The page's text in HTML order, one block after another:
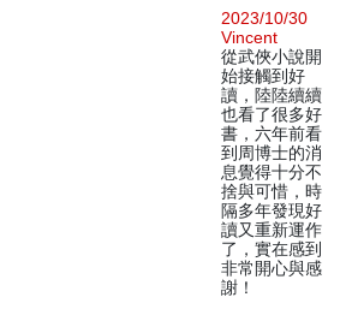
2023/10/30
Vincent
從武俠小說開
始接觸到好
讀，陸陸續續
也看了很多好
書，六年前看
到周博士的消
息覺得十分不
捨與可惜，時
隔多年發現好
讀又重新運作
了，實在感到
非常開心與感
謝！